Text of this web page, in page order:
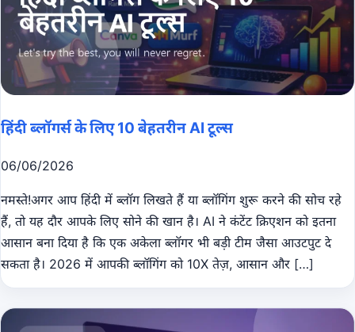
हिंदी ब्लॉगर्स के लिए 10 बेहतरीन AI टूल्स
06/06/2026
नमस्ते!अगर आप हिंदी में ब्लॉग लिखते हैं या ब्लॉगिंग शुरू करने की सोच रहे
हैं, तो यह दौर आपके लिए सोने की खान है। AI ने कंटेंट क्रिएशन को इतना
आसान बना दिया है कि एक अकेला ब्लॉगर भी बड़ी टीम जैसा आउटपुट दे
सकता है। 2026 में आपकी ब्लॉगिंग को 10X तेज़, आसान और […]